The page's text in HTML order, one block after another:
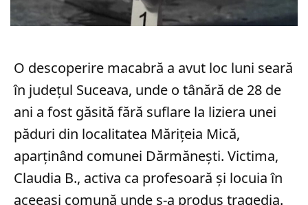
O descoperire macabră a avut loc luni seară
în județul Suceava, unde o tânără de 28 de
ani a fost găsită fără suflare la liziera unei
păduri din localitatea Mărițeia Mică,
aparținând comunei Dărmănești. Victima,
Claudia B., activa ca profesoară și locuia în
aceeași comună unde s-a produs tragedia.